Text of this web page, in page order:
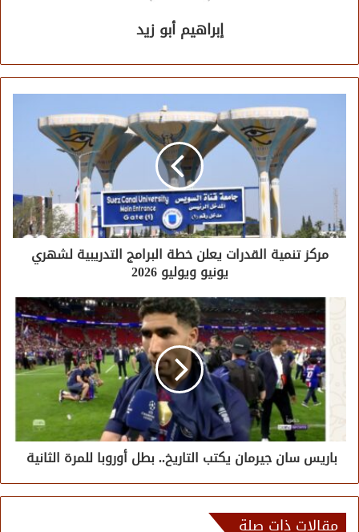
إبراهيم أبو زيد
مركز تنمية القدرات يعلن خطة البرامج التدريبية لشهري
يونيو ويوليو 2026
باريس سان جيرمان يكتب التاريخ.. بطل أوروبا للمرة الثانية
مقالات ذات صلة